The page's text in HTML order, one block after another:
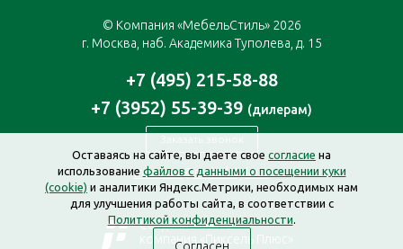
© Компания «МебельСтиль» 2026
г. Москва, наб. Академика Туполева, д. 15
+7 (495) 215-58-88
+7 (3952) 55-39-39 (дилерам)
Заказать звонок
moscow@mebelstyle.ru
Создание сайта —
компания «Пиксель Плюс»
Оставаясь на сайте, вы даете свое согласие на
использованиефайлов с данными о посещении куки
(cookie) и аналитики Яндекс.Метрики, необходимых нам
для улучшения работы сайта, в соответствии с
Политикой конфиденциальности.